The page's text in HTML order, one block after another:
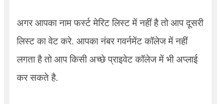
अगर आपका नाम फर्स्ट मेरिट लिस्ट में नहीं है तो आप दूसरी
लिस्ट का वेट करे. आपका नंबर गवर्नमेंट कॉलेज में नहीं
लगता है तो आप किसी अच्छे प्राइवेट कॉलेज में भी अप्लाई
कर सकते है.